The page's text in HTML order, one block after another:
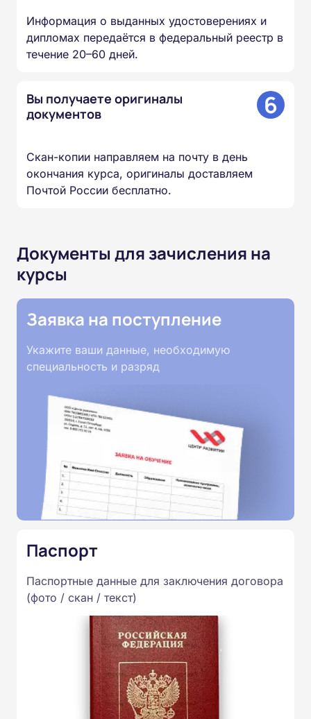
Информация о выданных удостоверениях и
дипломах передаётся в федеральный реестр в
течение 20–60 дней.
Вы получаете оригиналы
документов
6
Скан-копии направляем на почту в день
окончания курса, оригиналы доставляем
Почтой России бесплатно.
Документы для зачисления на
курсы
Заявка на поступление
Укажите ваши данные, необходимую
специальность и разряд
Паспорт
Паспортные данные для заключения договора
(фото / скан / текст)